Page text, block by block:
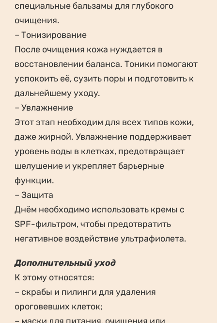
специальные бальзамы для глубокого
очищения.
– Тонизирование
После очищения кожа нуждается в
восстановлении баланса. Тоники помогают
успокоить её, сузить поры и подготовить к
дальнейшему уходу.
– Увлажнение
Этот этап необходим для всех типов кожи,
даже жирной. Увлажнение поддерживает
уровень воды в клетках, предотвращает
шелушение и укрепляет барьерные
функции.
– Защита
Днём необходимо использовать кремы с
SPF-фильтром, чтобы предотвратить
негативное воздействие ультрафиолета.
Дополнительный уход
К этому относятся:
– скрабы и пилинги для удаления
ороговевших клеток;